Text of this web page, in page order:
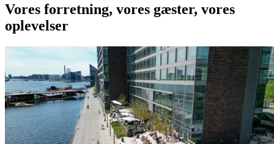
Vores forretning, vores gæster, vores
oplevelser